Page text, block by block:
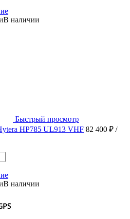
В наличии
Быстрый просмотр
HP785 UL913 VHF 82 400 ₽ /
В наличии